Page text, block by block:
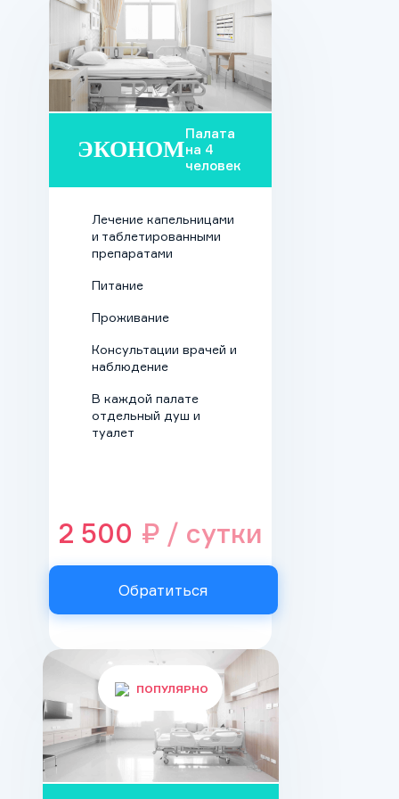
ЭКОНОМ
Палата
на 4
человек
Лечение капельницами
и таблетированными
препаратами
Питание
Проживание
Консультации врачей и
наблюдение
В каждой палате
отдельный душ и
туалет
2 500 ₽ / сутки
Обратиться
ПОПУЛЯРНО